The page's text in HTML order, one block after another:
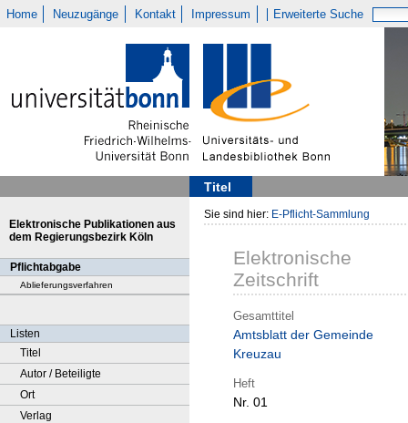
Home Neuzugänge Kontakt Impressum Erweiterte Suche
Titel
Elektronische Publikationen aus
dem Regierungsbezirk Köln
Pflichtabgabe
Ablieferungsverfahren
Listen
Titel
Autor / Beteiligte
Ort
Verlag
Sie sind hier: E-Pflicht-Sammlung
Elektronische
Zeitschrift
Gesamttitel
Amtsblatt der Gemeinde
Kreuzau
Heft
Nr. 01